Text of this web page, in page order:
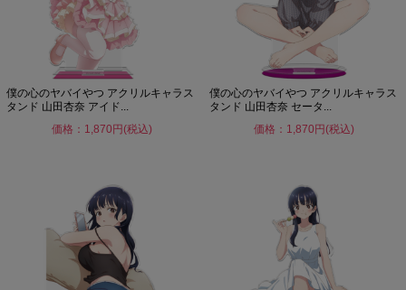
僕の心のヤバイやつ アクリルキャラス
タンド 山田杏奈 アイド...
価格：1,870円(税込)
僕の心のヤバイやつ アクリルキャラス
タンド 山田杏奈 セータ...
価格：1,870円(税込)